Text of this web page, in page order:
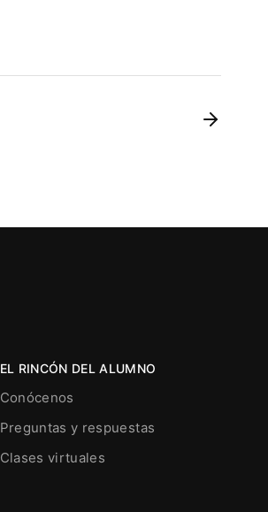
EL RINCÓN DEL ALUMNO
Conócenos
Preguntas y respuestas
Clases virtuales